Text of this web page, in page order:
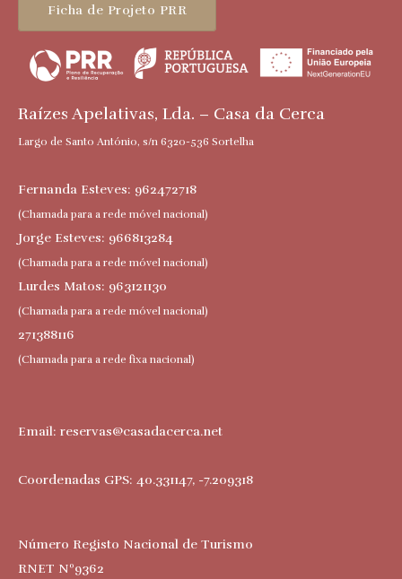
Ficha de Projeto PRR
Raízes Apelativas, Lda. – Casa da Cerca
Largo de Santo António, s/n 6320-536 Sortelha
Fernanda Esteves: 962472718
(Chamada para a rede móvel nacional)
Jorge Esteves: 966813284
(Chamada para a rede móvel nacional)
Lurdes Matos: 963121130
(Chamada para a rede móvel nacional)
271388116
(Chamada para a rede fixa nacional)
Email: reservas@casadacerca.net
Coordenadas GPS: 40.331147, -7.209318
Número Registo Nacional de Turismo
RNET Nº9362